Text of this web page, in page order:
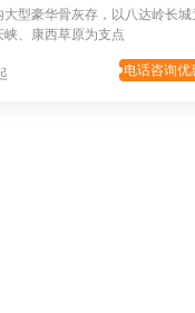
型豪华骨灰存，以八达岭长城
、康西草原为支点
电话咨询优